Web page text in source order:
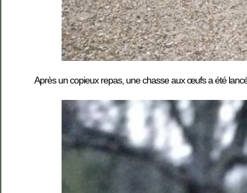
Après un copieux repas, une chasse aux œufs a été